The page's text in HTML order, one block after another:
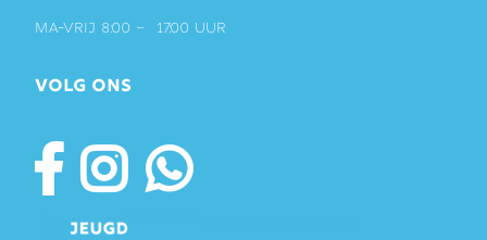
ma-vrij 8:00 – 17:00 uur
VOLG ONS